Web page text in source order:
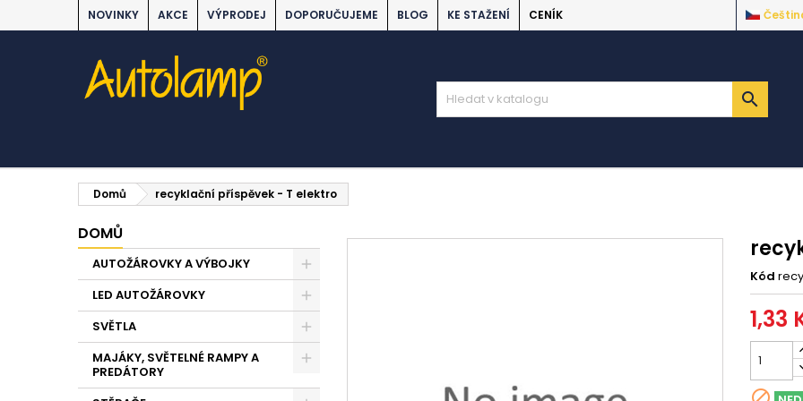
NOVINKY AKCE VÝPRODEJ DOPORUČUJEME BLOG KE STAŽENÍ CENÍK

Domů recyklační příspěvek - T elektro
DOMŮ
AUTOŽÁROVKY A VÝBOJKY
LED AUTOŽÁROVKY
SVĚTLA
MAJÁKY, SVĚTELNÉ RAMPY A
PREDÁTORY
Kód
1,33